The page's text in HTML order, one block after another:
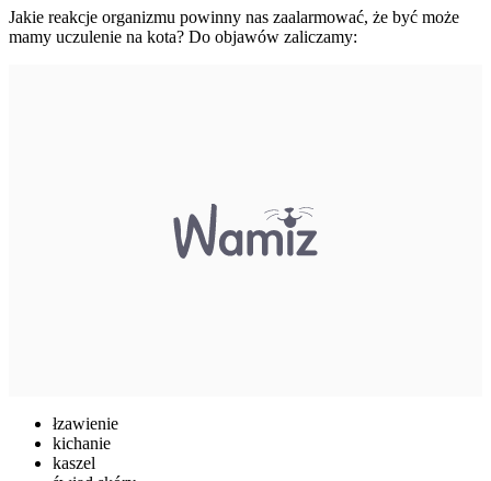
Jakie reakcje organizmu powinny nas zaalarmować, że być może
mamy uczulenie na kota? Do objawów zaliczamy:
łzawienie
kichanie
kaszel